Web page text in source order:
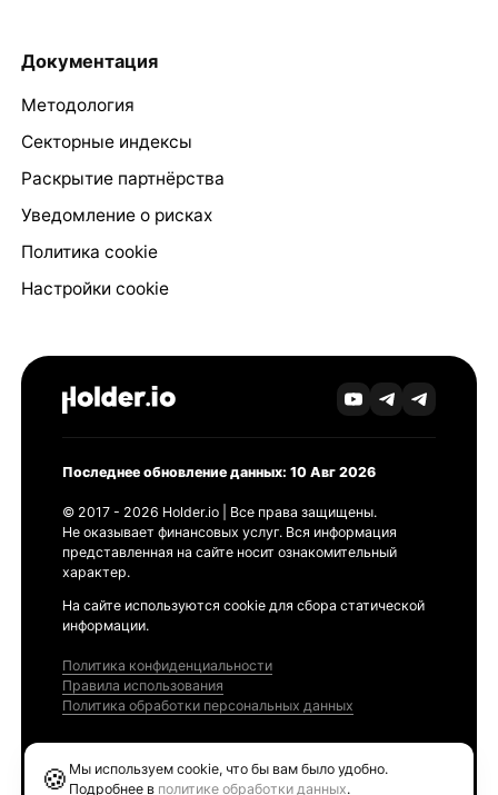
Документация
Методология
Секторные индексы
Раскрытие партнёрства
Уведомление о рисках
Политика cookie
Настройки cookie
Последнее обновление данных: 10 Авг 2026
© 2017 - 2026 Holder.io | Все права защищены.
Не оказывает финансовых услуг. Вся информация
представленная на сайте носит ознакомительный
характер.
На сайте используются cookie для сбора статической
информации.
Политика конфиденциальности
Правила использования
Политика обработки персональных данных
🍪 Мы используем cookie, что бы вам было удобно.
Подробнее в политике обработки данных.
Ethereum GAS Tracker